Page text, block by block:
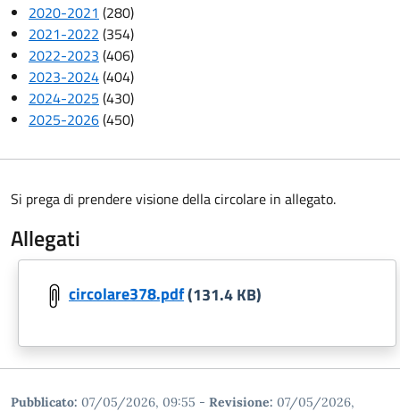
2020-2021 (280)
2021-2022 (354)
2022-2023 (406)
2023-2024(404)
2024-2025 (430)
2025-2026(450)
Si prega di prendere visione della circolare in allegato.
Allegati
circolare378.pdf(131.4 KB)
Pubblicato: 07/05/2026, 09:55 - Revisione: 07/05/2026,